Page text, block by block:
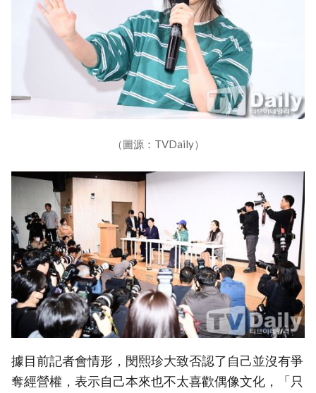
（圖源：TVDaily）
據目前記者會情形，閔熙珍大致否認了自己並沒有爭
奪經營權，表示自己本來也不太喜歡偶像文化，「只